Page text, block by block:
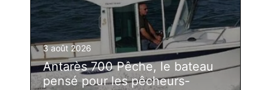
3 août 2026
Antarès 700 Pêche, le bateau
pensé pour les pêcheurs-